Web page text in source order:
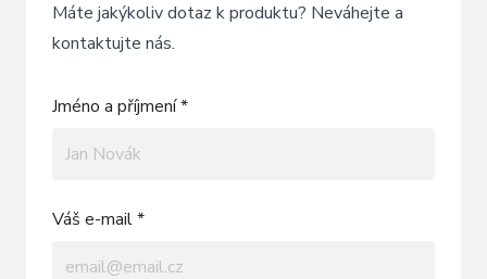
Máte jakýkoliv dotaz k produktu? Neváhejte a
kontaktujte nás.
Jméno a příjmení *
Váš e-mail *